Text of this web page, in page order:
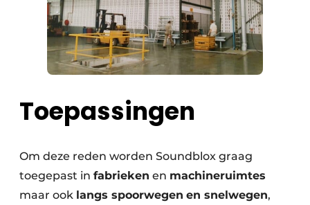
Toepassingen
Om deze reden worden Soundblox graag
toegepast in fabrieken en machineruimtes
maar ook langs spoorwegen en snelwegen,